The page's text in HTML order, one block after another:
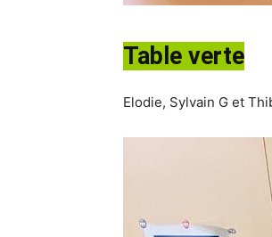
Table verte
Elodie, Sylvain G et